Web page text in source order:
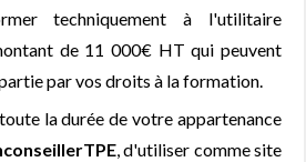
techniquement à l'utilitaire
de 11 000€ HT qui peuvent
par vos droits à la formation.
la durée de votre appartenance
, d'utiliser comme site